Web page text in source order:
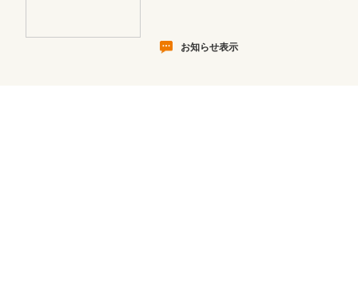
お知らせ表示